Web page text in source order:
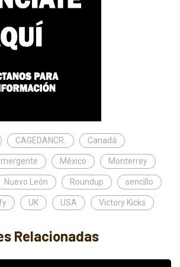
CAGEDANCR. Canadá
México Monterrey
Nuevo León Roundup sencillo
UK USA Victory Kicks
Relacionadas